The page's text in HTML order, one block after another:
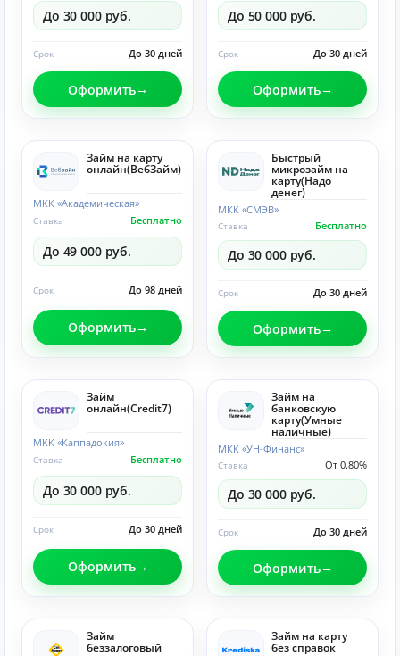
До 30 000 руб.
До 30 дней
Срок
Оформить
До 50 000 руб.
До 30 дней
Срок
Оформить
Займ на карту
онлайн(ВебЗайм)
МКК «Академическая»
Бесплатно
Ставка
До 49 000 руб.
До 98 дней
Срок
Оформить
Быстрый
микрозайм на
карту(Надо
денег)
МКК «СМЭВ»
Бесплатно
Ставка
До 30 000 руб.
До 30 дней
Срок
Оформить
Займ
онлайн(Credit7)
МКК «Каппадокия»
Бесплатно
Ставка
До 30 000 руб.
До 30 дней
Срок
Оформить
Займ на
банковскую
карту(Умные
наличные)
МКК «УН-Финанс»
От 0.80%
Ставка
До 30 000 руб.
До 30 дней
Срок
Оформить
Займ
беззалоговый
Займ на карту
без справок